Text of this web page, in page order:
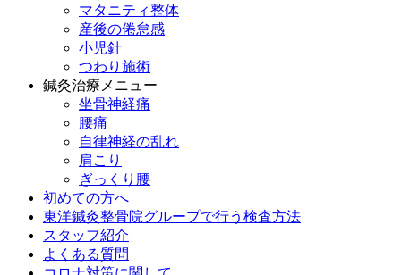
マタニティ整体
産後の倦怠感
小児針
つわり施術
鍼灸治療メニュー
坐骨神経痛
腰痛
自律神経の乱れ
肩こり
ぎっくり腰
初めての方へ
東洋鍼灸整骨院グループで行う検査方法
スタッフ紹介
よくある質問